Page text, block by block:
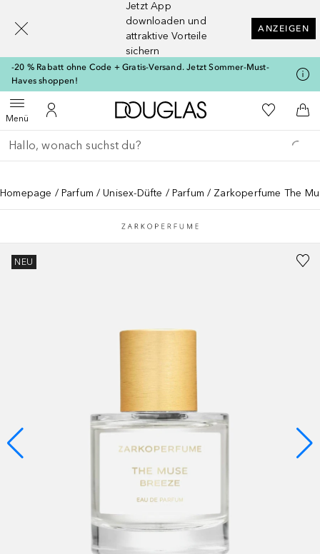
Jetzt App
downloaden und
attraktive Vorteile
sichern
ANZEIGEN
-20 % Rabatt ohne Code + Gratis-Versand. Jetzt Sommer-Must-
Haves shoppen!
MenüMenü öffnenZu Meinem Kundenkonto
Zur Douglas Startseite
Zu Meiner
Gehe zurück
Suche ausführen
Homepage Parfum Unisex-Düfte Parfum Zarkoperfume The
NEU
[navigation.slideout.screenreader]